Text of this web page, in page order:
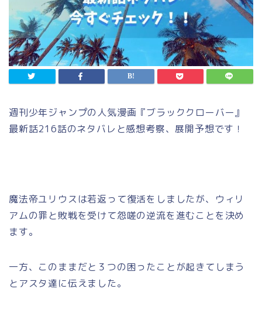
週刊少年ジャンプの人気漫画『ブラッククローバー』
最新話216話のネタバレと感想考察、展開予想です！
魔法帝ユリウスは若返って復活をしましたが、ウィリ
アムの罪と敗戦を受けて怨嗟の逆流を進むことを決め
ます。
一方、このままだと３つの困ったことが起きてしまう
とアスタ達に伝えました。